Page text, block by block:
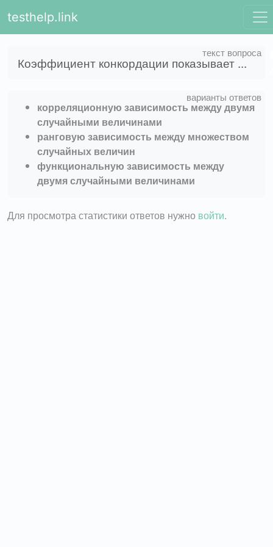
testhelp.link
Коэффициент конкордации показывает ...
корреляционную зависимость между двумя
случайными величинами
ранговую зависимость между множеством
случайных величин
функциональную зависимость между
двумя случайными величинами
Для просмотра статистики ответов нужно войти.